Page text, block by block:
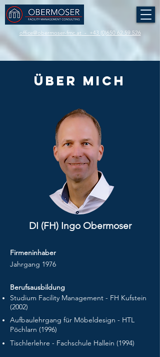
office@obermoser-fmc.at - +43 (0)650 62 59 526
über mich
DI (FH) Ingo Obermoser
Firmeninhaber
Jahrgang 1976
Berufsausbildung
Studium Facility Management - FH Kufstein
(2002)
Aufbaulehrgang für Möbeldesign - HTL
Pöchlarn (1996)
Tischlerlehre - Fachschule Hallein (1994)